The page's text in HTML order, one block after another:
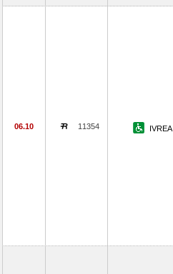
06.10 11354 IVREA